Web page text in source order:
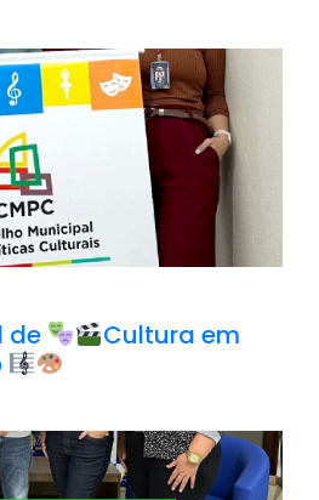
de
Cultura em